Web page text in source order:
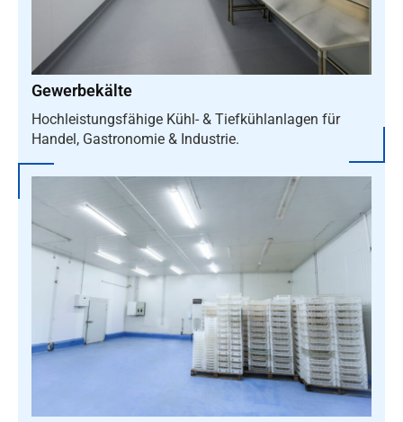
Gewerbekälte
Hochleistungsfähige Kühl- & Tiefkühlanlagen für
Handel, Gastronomie & Industrie.